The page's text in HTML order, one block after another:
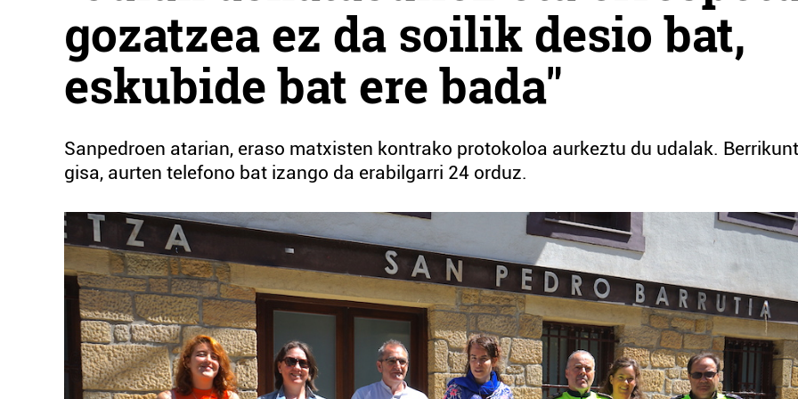
gozatzea ez da soilik desio bat,
eskubide bat ere bada"
Sanpedroen atarian, eraso matxisten kontrako protokoloa aurkeztu du udalak.
gisa, aurten telefono bat izango da erabilgarri 24 orduz.